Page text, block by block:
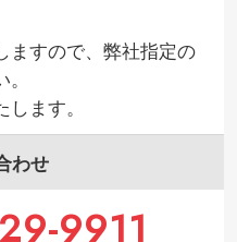
ますので、弊社指定の
ます。
わせ
9911